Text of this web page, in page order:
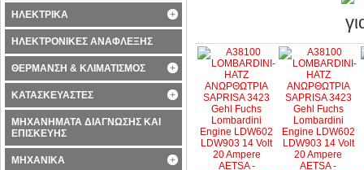
ΗΛΕΚΤΡΙΚΑ
ΗΛΕΚΤΡΟΝΙΚΕΣ ΑΝΑΦΛΕΞΗΣ
ΘΕΡΜΑΝΣΗ & ΚΛΙΜΑΤΙΣΜΟΣ
ΚΑΤΑΣΚΕΥΑΣΤΕΣ
ΜΗΧΑΝΗΜΑΤΑ ΔΙΑΓΝΩΣΗΣ ΚΑΙ
ΕΠΙΣΚΕΥΗΣ
ΜΗΧΑΝΙΚΑ